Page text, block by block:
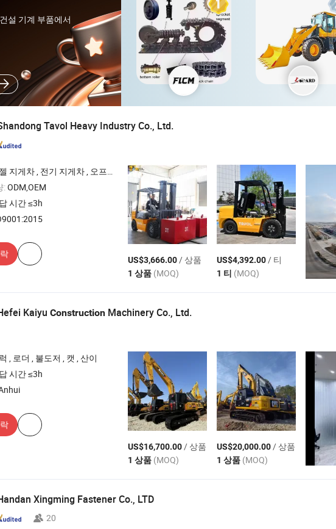
설 기계 부품에서
Tavol Heavy Industry Co., Ltd.
게차 , 전기 지게차 , 오프로드 지게차 , LPG 지게차 , 타볼 지게차
:ODM,OEM
시간 ≤3h
US$3,666.00/ 상품
1 상품 (MOQ)
US$4,392.00/ 티
1 티 (MOQ)
Kaiyu Construction Machinery Co., Ltd.
, 로더 , 불도저 , 캣 , 산이
시간 ≤3h
US$16,700.00/ 상품
1 상품 (MOQ)
US$20,000.00/ 상품
1 상품 (MOQ)
Xingming Fastener Co., LTD
20